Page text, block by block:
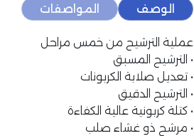
الوصف المواصفات
عملية الترشيح من خمس مراحل
• الترشيح المسبق
• تعديل صلابة الكربونات
• الترشيح الدقيق
• كتلة كربونية عالية الكفاءة
• مرشح ذو غشاء صلب